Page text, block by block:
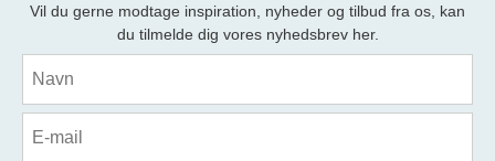
Vil du gerne modtage inspiration, nyheder og tilbud fra os, kan
du tilmelde dig vores nyhedsbrev her.